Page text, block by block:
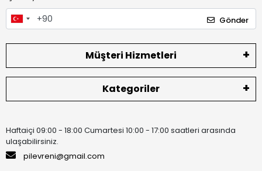
Gönder
Müşteri Hizmetleri
Kategoriler
Haftaiçi 09:00 - 18:00 Cumartesi 10:00 - 17:00 saatleri arasında
ulaşabilirsiniz.
pilevreni@gmail.com